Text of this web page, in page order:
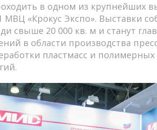
в одном из крупнейших
«Крокус Экспо». Выставки
свыше 20 000 кв. м и станут
в области производства
пластмасс и